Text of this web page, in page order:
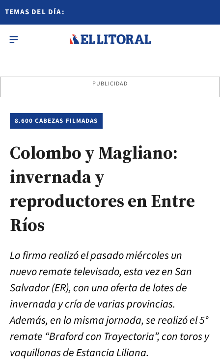
TEMAS DEL DÍA:
PUBLICIDAD
8.600 CABEZAS FILMADAS
Colombo y Magliano:
invernada y
reproductores en Entre
Ríos
La firma realizó el pasado miércoles un
nuevo remate televisado, esta vez en San
Salvador (ER), con una oferta de lotes de
invernada y cría de varias provincias.
Además, en la misma jornada, se realizó el 5°
remate “Braford con Trayectoria”, con toros y
vaquillonas de Estancia Liliana.